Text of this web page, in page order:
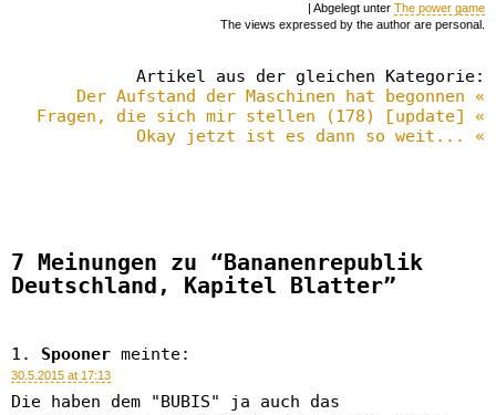
| Abgelegt unter The power game
The views expressed by the author are personal.
Artikel aus der gleichen Kategorie:
Der Aufstand der Maschinen hat begonnen «
Fragen, die sich mir stellen (178) [update] «
Okay jetzt ist es dann so weit... «
7 Meinungen zu “Bananenrepublik
Deutschland, Kapitel Blatter”
Spooner meinte:
30.5.2015 at 17:13
Die haben dem "BUBIS" ja auch das